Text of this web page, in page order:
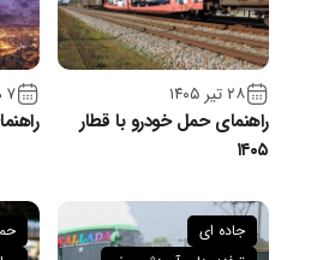
۲۸ تیر ۱۴۰۵
راهنمای حمل خودرو با قطار
۱۴۰۵
۷ دی ۱۴۰۴
جاده ای